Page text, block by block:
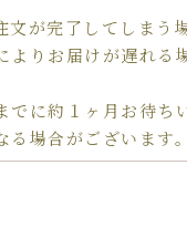
が完了してしまう
よりお届けが遅れる
に約１ヶ月お待ち
場合がございます。